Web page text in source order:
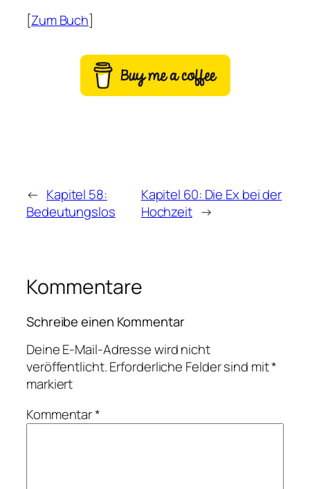
[Zum Buch]
← Kapitel 58:
Bedeutungslos
Kapitel 60: Die Ex bei der
Hochzeit →
Kommentare
Schreibe einen Kommentar
Deine E-Mail-Adresse wird nicht
veröffentlicht.Erforderliche Felder sind mit*
markiert
Kommentar*